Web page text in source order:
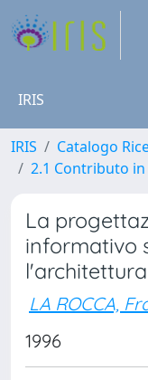
IRIS
IRIS Catalogo
2.1 Contributo
La
informativo
LA ROCCA,
1996